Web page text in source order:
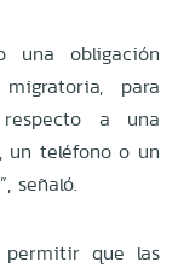
una obligación
para
a una
un teléfono o un
señaló.
permitir que las